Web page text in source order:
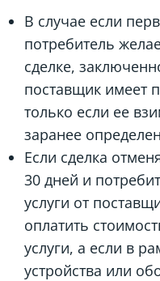
В случае если
потребитель
сделке,
поставщик имеет
только если ее
заранее
Если сделка
30 дней и
услуги от
оплатить
услуги, а если в
устройства или